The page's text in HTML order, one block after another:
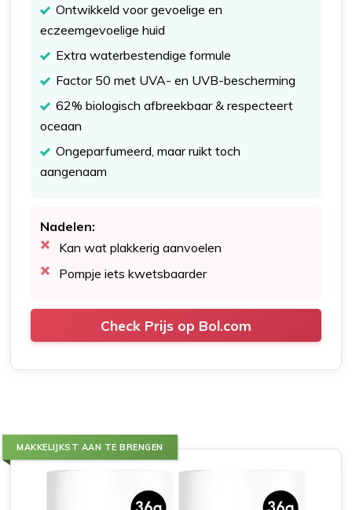
Ontwikkeld voor gevoelige en
eczeemgevoelige huid
Extra waterbestendige formule
Factor 50 met UVA- en UVB-bescherming
62% biologisch afbreekbaar & respecteert
oceaan
Ongeparfumeerd, maar ruikt toch
aangenaam
Nadelen:
Kan wat plakkerig aanvoelen
Pompje iets kwetsbaarder
Check Prijs op Bol.com
MAKKELIJKST AAN TE BRENGEN